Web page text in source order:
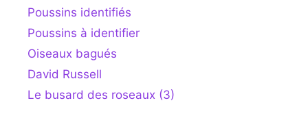
Poussins identifiés
Poussins à identifier
Oiseaux bagués
David Russell
Le busard des roseaux (3)